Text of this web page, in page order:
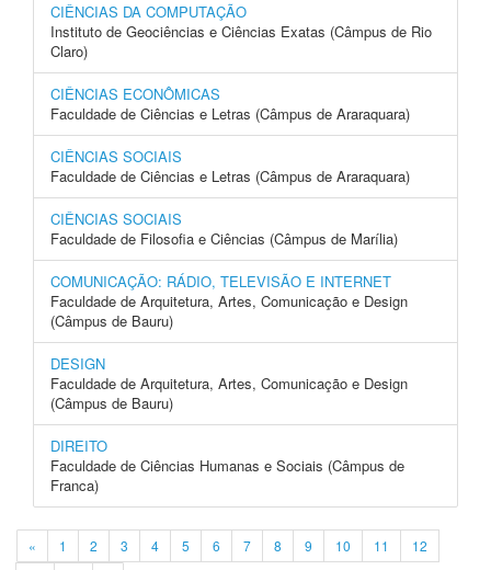
CIÊNCIAS DA COMPUTAÇÃO
Instituto de Geociências e Ciências Exatas (Câmpus de Rio
Claro)
CIÊNCIAS ECONÔMICAS
Faculdade de Ciências e Letras (Câmpus de Araraquara)
CIÊNCIAS SOCIAIS
Faculdade de Ciências e Letras (Câmpus de Araraquara)
CIÊNCIAS SOCIAIS
Faculdade de Filosofia e Ciências (Câmpus de Marília)
COMUNICAÇÃO: RÁDIO, TELEVISÃO E INTERNET
Faculdade de Arquitetura, Artes, Comunicação e Design
(Câmpus de Bauru)
DESIGN
Faculdade de Arquitetura, Artes, Comunicação e Design
(Câmpus de Bauru)
DIREITO
Faculdade de Ciências Humanas e Sociais (Câmpus de
Franca)
« 1 2 3 4 5 6 7 8 9 10 11
12